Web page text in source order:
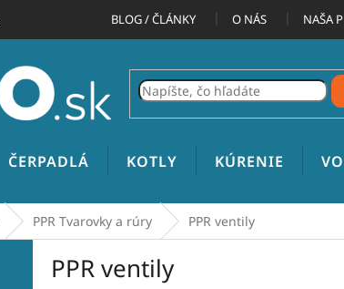
BLOG / ČLÁNKY O NÁS NAŠA
ČERPADLÁ KOTLY KÚRENIE
PPR Tvarovky a rúry PPR ventily
PPR ventily